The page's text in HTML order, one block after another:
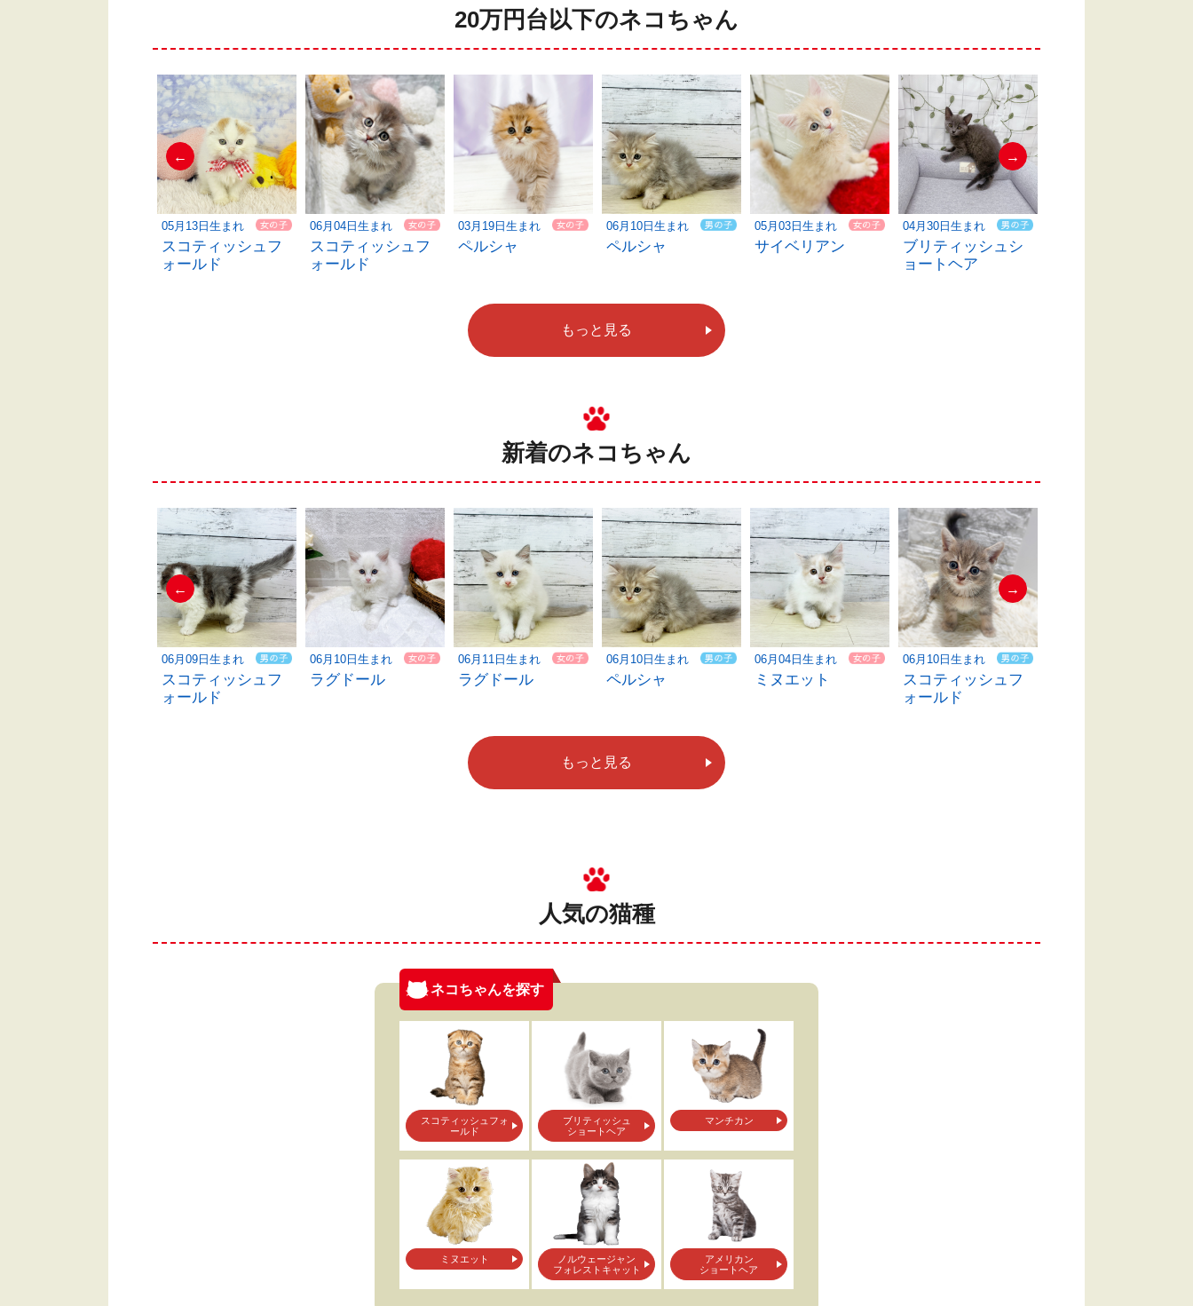
20万円台以下のネコちゃん
←
05月13日生まれ
スコティッシュフ
ォールド
06月04日生まれ
スコティッシュフ
ォールド
03月19日生まれ
ペルシャ
06月10日生まれ
ペルシャ
05月03日生まれ
サイベリアン
04月30日生まれ
ブリティッシュシ
ョートヘア
→
もっと見る
新着のネコちゃん
←
06月09日生まれ
スコティッシュフ
ォールド
06月10日生まれ
ラグドール
06月11日生まれ
ラグドール
06月10日生まれ
ペルシャ
06月04日生まれ
ミヌエット
06月10日生まれ
スコティッシュフ
ォールド
→
もっと見る
人気の猫種
ネコちゃんを探す
スコティッシュフォ
ールド
ブリティッシュ
ショートヘア
マンチカン
ミヌエット
ノルウェージャン
フォレストキャット
アメリカン
ショートヘア